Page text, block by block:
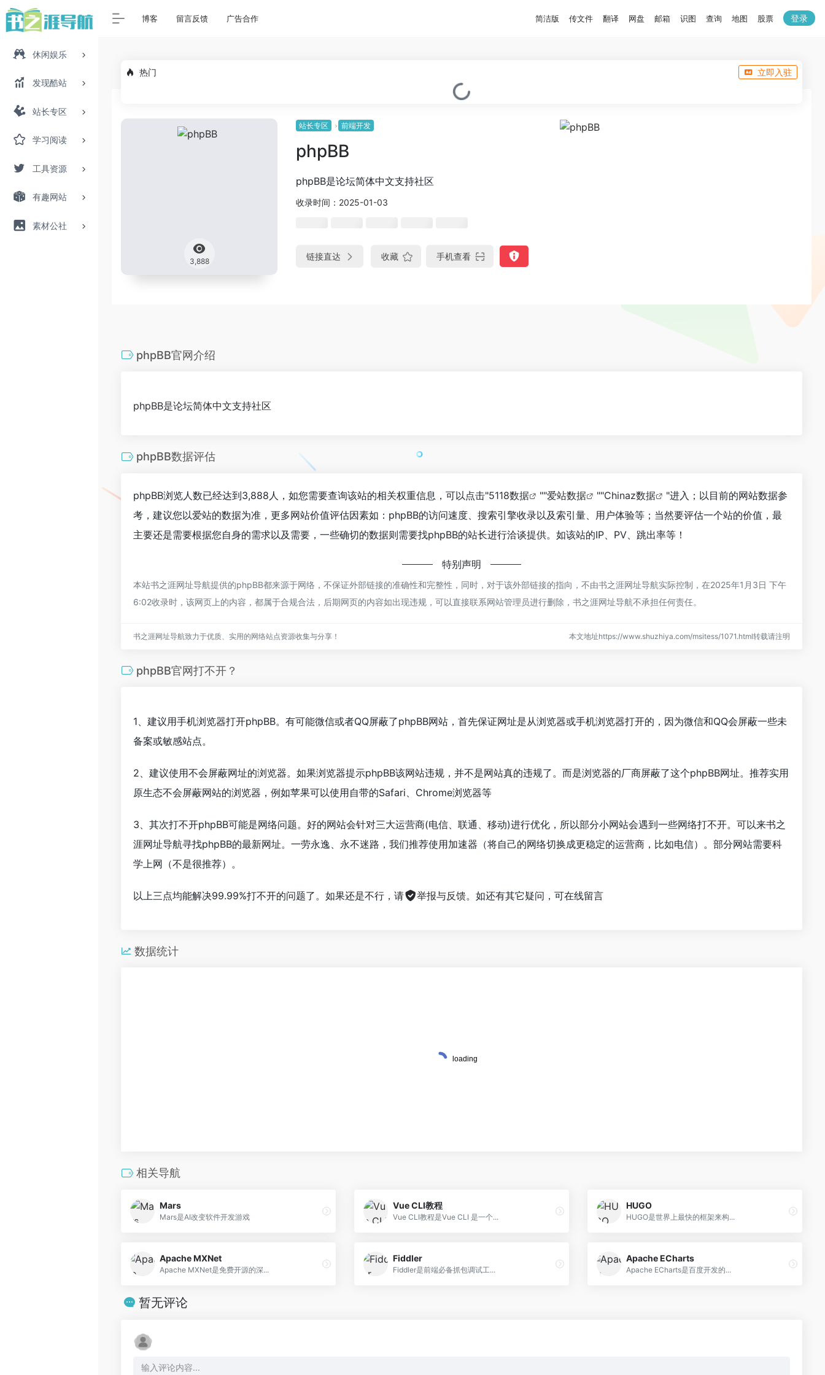
休闲娱乐
发现酷站
站长专区
学习阅读
工具资源
有趣网站
素材公社
博客 留言反馈 广告合作 简洁版 传文件 翻译 网盘 邮箱 识图 查询 地图 股票 登录
热门 立即入驻
3,888
站长专区 前端开发
phpBB
phpBB是论坛简体中文支持社区
收录时间：2025-01-03
链接直达 收藏 手机查看
phpBB官网介绍
phpBB是论坛简体中文支持社区
phpBB数据评估
phpBB浏览人数已经达到3,888人，如您需要查询该站的相关权重信息，可以点击"5118数据 ""爱站数据 ""Chinaz数据
"进入；以目前的网站数据参
考，建议您以爱站的数据为准，更多网站价值评估因素如：phpBB的访问速度、搜索引擎收录以及索引量、用户体验等；当然要评估一个站的价值，最
主要还是需要根据您自身的需求以及需要，一些确切的数据则需要找phpBB的站长进行洽谈提供。如该站的IP、PV、跳出率等！
特别声明
本站书之涯网址导航提供的phpBB都来源于网络，不保证外部链接的准确性和完整性，同时，对于该外部链接的指向，不由书之涯网址导航实际控制，在2025年1月3日 下午
6:02收录时，该网页上的内容，都属于合规合法，后期网页的内容如出现违规，可以直接联系网站管理员进行删除，书之涯网址导航不承担任何责任。
书之涯网址导航致力于优质、实用的网络站点资源收集与分享！ 本文地址https://www.shuzhiya.com/msitess/1071.html转载请注明
phpBB官网打不开？
1、建议用手机浏览器打开phpBB。有可能微信或者QQ屏蔽了phpBB网站，首先保证网址是从浏览器或手机浏览器打开的，因为微信和QQ会屏蔽一些未
备案或敏感站点。
2、建议使用不会屏蔽网址的浏览器。如果浏览器提示phpBB该网站违规，并不是网站真的违规了。而是浏览器的厂商屏蔽了这个phpBB网址。推荐实用
原生态不会屏蔽网站的浏览器，例如苹果可以使用自带的Safari、Chrome浏览器等
3、其次打不开phpBB可能是网络问题。好的网站会针对三大运营商(电信、联通、移动)进行优化，所以部分小网站会遇到一些网络打不开。可以来书之
涯网址导航寻找phpBB的最新网址。一劳永逸、永不迷路，我们推荐使用加速器（将自己的网络切换成更稳定的运营商，比如电信）。部分网站需要科
学上网（不是很推荐）。
以上三点均能解决99.99%打不开的问题了。如果还是不行，请 举报与反馈。如还有其它疑问，可在线留言
数据统计
相关导航
Mars
Mars是AI改变软件开发游戏
Vue CLI教程
Vue CLI教程是Vue CLI 是一个...
HUGO
HUGO是世界上最快的框架来构...
Apache MXNet
Apache MXNet是免费开源的深...
Fiddler
Fiddler是前端必备抓包调试工...
Apache ECharts
Apache ECharts是百度开发的...
暂无评论